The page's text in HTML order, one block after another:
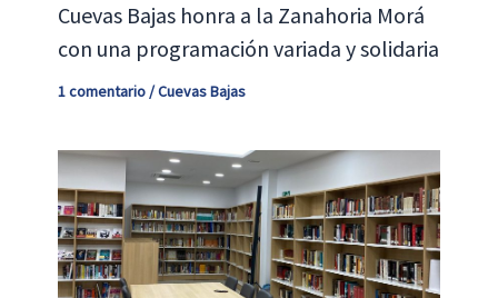
Cuevas Bajas honra a la Zanahoria Morá
con una programación variada y solidaria
1 comentario/Cuevas Bajas